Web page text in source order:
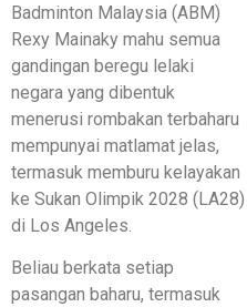
Badminton Malaysia (ABM)
Rexy Mainaky mahu semua
gandingan beregu lelaki
negara yang dibentuk
menerusi rombakan terbaharu
mempunyai matlamat jelas,
termasuk memburu kelayakan
ke Sukan Olimpik 2028 (LA28)
di Los Angeles.
Beliau berkata setiap
pasangan baharu, termasuk